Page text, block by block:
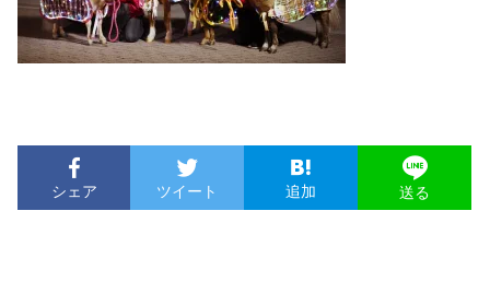
シェア ツイート 追加 送る